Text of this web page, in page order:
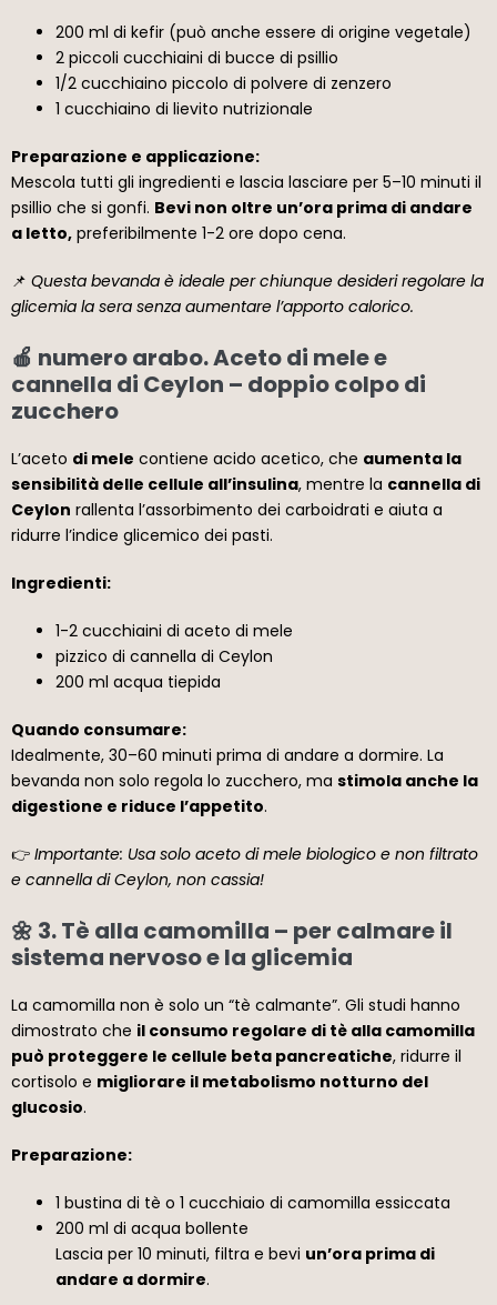
200 ml di kefir (può anche essere di origine vegetale)
2 piccoli cucchiaini di bucce di psillio
1/2 cucchiaino piccolo di polvere di zenzero
1 cucchiaino di lievito nutrizionale
Preparazione e applicazione:
Mescola tutti gli ingredienti e lascia lasciare per 5–10 minuti il
psillio che si gonfi. Bevi non oltre un’ora prima di andare
a letto, preferibilmente 1-2 ore dopo cena.
📌 Questa bevanda è ideale per chiunque desideri regolare la
glicemia la sera senza aumentare l’apporto calorico.
🍎 numero arabo. Aceto di mele e
cannella di Ceylon – doppio colpo di
zucchero
L’aceto di mele contiene acido acetico, che aumenta la
sensibilità delle cellule all’insulina, mentre la cannella di
Ceylon rallenta l’assorbimento dei carboidrati e aiuta a
ridurre l’indice glicemico dei pasti.
Ingredienti:
1-2 cucchiaini di aceto di mele
pizzico di cannella di Ceylon
200 ml acqua tiepida
Quando consumare:
Idealmente, 30–60 minuti prima di andare a dormire. La
bevanda non solo regola lo zucchero, ma stimola anche la
digestione e riduce l’appetito.
👉 Importante: Usa solo aceto di mele biologico e non filtrato
e cannella di Ceylon, non cassia!
🌼 3. Tè alla camomilla – per calmare il
sistema nervoso e la glicemia
La camomilla non è solo un “tè calmante”. Gli studi hanno
dimostrato che il consumo regolare di tè alla camomilla
può proteggere le cellule beta pancreatiche, ridurre il
cortisolo e migliorare il metabolismo notturno del
glucosio.
Preparazione:
1 bustina di tè o 1 cucchiaio di camomilla essiccata
200 ml di acqua bollente
Lascia per 10 minuti, filtra e bevi un’ora prima di
andare a dormire.